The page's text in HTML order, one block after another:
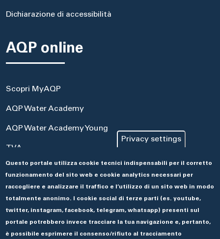
Dichiarazione di accessibilità
AQP online
Scopri MyAQP
AQP Water Academy
AQP Water Academy Young
TVA
Portale Acquisti
Aseco
Privacy settings
Questo portale utilizza cookie tecnici indispensabili per il corretto
funzionamento del sito web e cookie analytics necessari per
raccogliere e analizzare il traffico e l’utilizzo di un sito web in modo
totalmente anonimo. I cookie social di terze parti (es. youtube,
twitter, instagram, facebook, telegram, whatsapp) presenti sul
portale potrebbero invece tracciare la tua navigazione e, pertanto,
è possibile esprimere il consenso/rifiuto al tracciamento